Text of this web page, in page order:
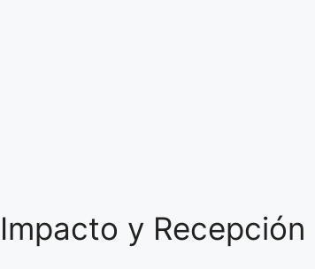
Impacto y Recepción